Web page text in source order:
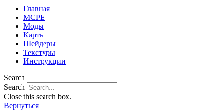
Главная
MCPE
Моды
Карты
Шейдеры
Текстуры
Инструкции
Search
Search
Close this search box.
Вернуться